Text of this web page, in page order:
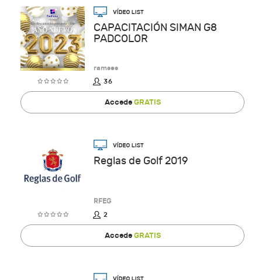
CAPACITACIÓN SIMAN G8
PADCOLOR
ramses
36
AccedeGRATIS
Reglas de Golf 2019
RFEG
2
AccedeGRATIS